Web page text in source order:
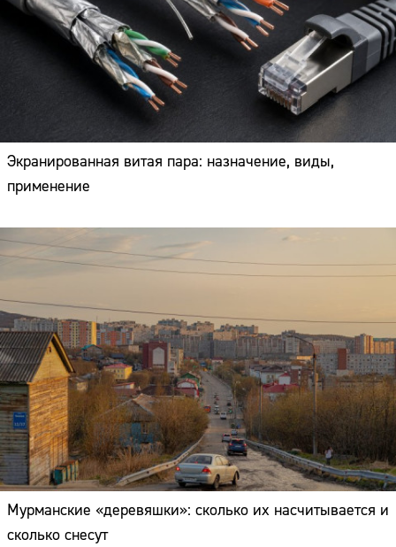
Экранированная витая пара: назначение, виды,
применение
Мурманские «деревяшки»: сколько их насчитывается и
сколько снесут